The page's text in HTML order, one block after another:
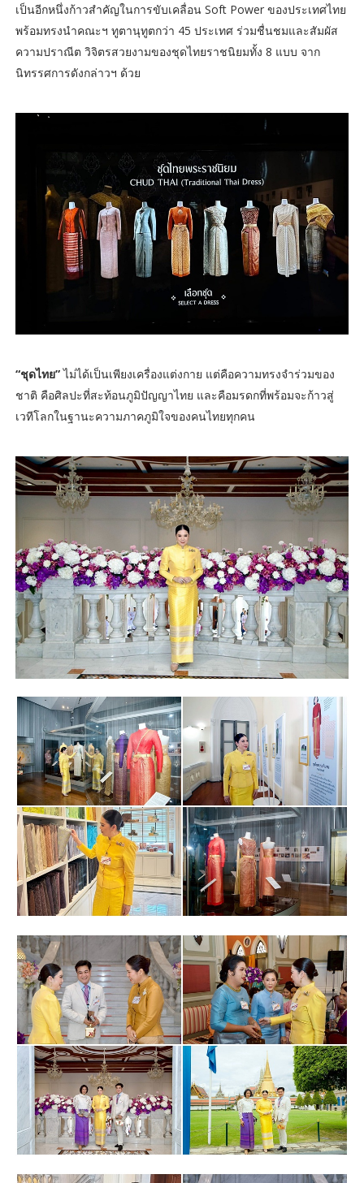
เป็นอีกหนึ่งก้าวสำคัญในการขับเคลื่อน Soft Power ของประเทศไทย
พร้อมทรงนำคณะฯ ทูตานุทูตกว่า 45 ประเทศ ร่วมชื่นชมและสัมผัส
ความปราณีต วิจิตรสวยงามของชุดไทยราชนิยมทั้ง 8 แบบ จาก
นิทรรศการดังกล่าวฯ ด้วย
“ชุดไทย”ไม่ได้เป็นเพียงเครื่องแต่งกาย แต่คือความทรงจำร่วมของ
ชาติ คือศิลปะที่สะท้อนภูมิปัญญาไทย และคือมรดกที่พร้อมจะก้าวสู่
เวทีโลกในฐานะความภาคภูมิใจของคนไทยทุกคน